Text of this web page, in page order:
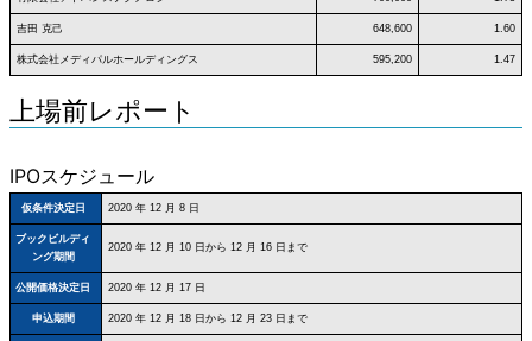
吉田 克己 648,600 1.60
株式会社メディパルホールディングス 595,200 1.47
上場前レポート
IPOスケジュール
仮条件決定日 2020 年 12 月 8 日
ブックビルディ
ング期間
2020 年 12 月 10 日から 12 月 16 日まで
公開価格決定日 2020 年 12 月 17 日
申込期間 2020 年 12 月 18 日から 12 月 23 日まで